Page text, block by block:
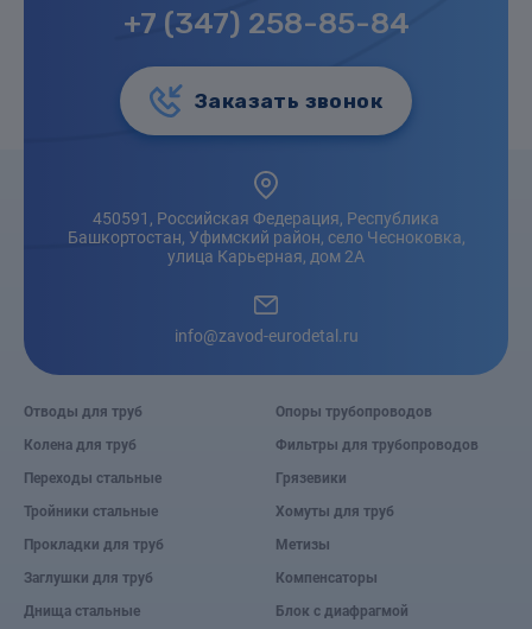
+7 (347) 258-85-84
Заказать звонок
450591, Российская Федерация, Республика
Башкортостан, Уфимский район, село Чесноковка,
улица Карьерная, дом 2А
info@zavod-eurodetal.ru
Отводы для труб
Колена для труб
Переходы стальные
Тройники стальные
Прокладки для труб
Заглушки для труб
Днища стальные
Опоры трубопроводов
Фильтры для трубопроводов
Грязевики
Хомуты для труб
Метизы
Компенсаторы
Блок с диафрагмой